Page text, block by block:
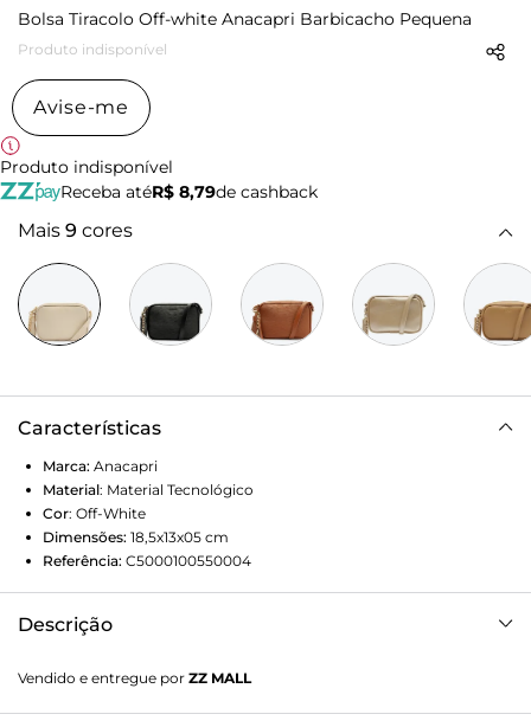
Bolsa Tiracolo Off-white Anacapri Barbicacho Pequena
Produto indisponível
Avise-me
Produto indisponível
Receba atéR$ 8,79de cashback
Mais 9 cores
Características
Marca: Anacapri
Material: Material Tecnológico
Cor: Off-White
Dimensões: 18,5x13x05 cm
Referência: C5000100550004
Descrição
tamanho P vem alça longa à tiracolo, com fechamento
superior em zíper. De shape retangular, apresenta capas
Vendido e entregue por ZZ MALL